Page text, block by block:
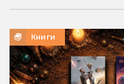
Книги